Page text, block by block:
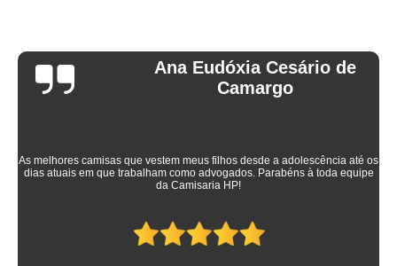
Ana Eudóxia Cesário de
Camargo
As melhores camisas que vestem meus filhos desde a adolescência até os
dias atuais em que trabalham como advogados. Parabéns à toda equipe
da Camisaria HP!